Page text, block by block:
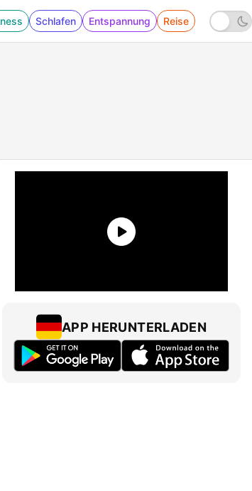
Schlafen Entspannung Reise
APP HERUNTERLADEN